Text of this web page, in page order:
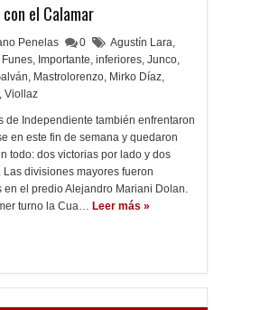
el Calamar
Penelas 0 Agustín Lara,
Funes, Importante, inferiores, Junco,
, Mastrolorenzo, Mirko Díaz,
, Viollaz
de Independiente también enfrentaron
en este fin de semana y quedaron
todo: dos victorias por lado y dos
Las divisiones mayores fueron
en el predio Alejandro Mariani Dolan.
turno la Cua… Leer más »